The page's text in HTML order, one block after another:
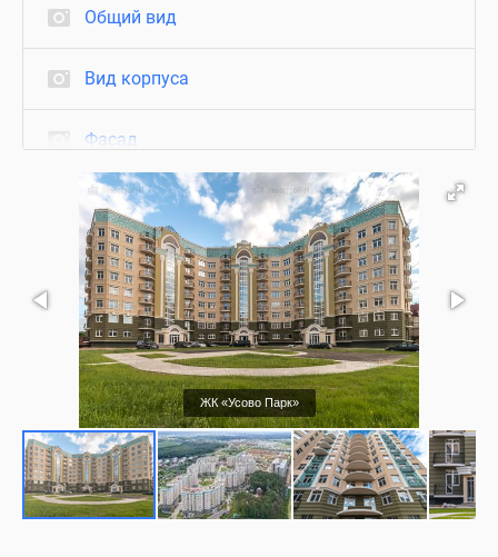
ЖК «Усово Парк»
Общий вид
Вид корпуса
Фасад
Благоустройство
Подъезд
Съемки с воздуха